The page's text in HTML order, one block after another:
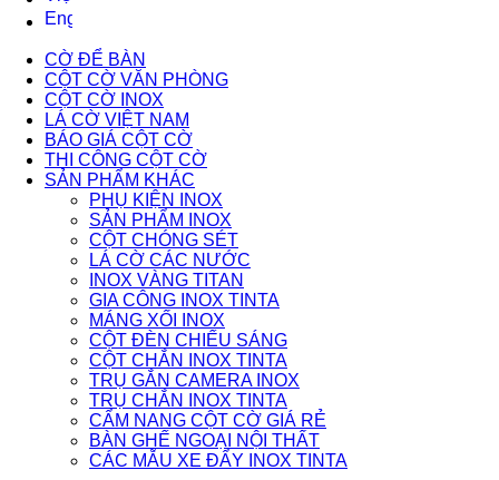
CỜ ĐỂ BÀN
CỘT CỜ VĂN PHÒNG
CỘT CỜ INOX
LÁ CỜ VIỆT NAM
BÁO GIÁ CỘT CỜ
THI CÔNG CỘT CỜ
SẢN PHẨM KHÁC
PHỤ KIỆN INOX
SẢN PHẨM INOX
CỘT CHÓNG SÉT
LÁ CỜ CÁC NƯỚC
INOX VÀNG TITAN
GIA CÔNG INOX TINTA
MÁNG XỐI INOX
CỘT ĐÈN CHIẾU SÁNG
CỘT CHẮN INOX TINTA
TRỤ GẮN CAMERA INOX
TRỤ CHẮN INOX TINTA
CẨM NANG CỘT CỜ GIÁ RẺ
BÀN GHẾ NGOẠI NỘI THẤT
CÁC MẪU XE ĐẨY INOX TINTA